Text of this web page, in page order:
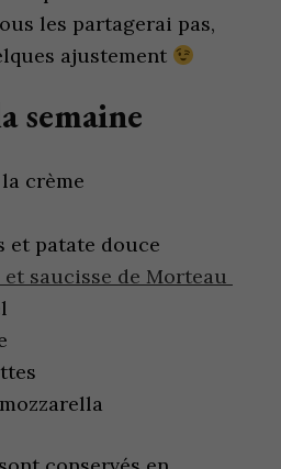
les partagerai pas,
ajustement
semaine
crème
et patate douce
saucisse de Morteau